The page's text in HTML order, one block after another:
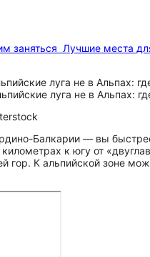
заняться Лучшие места
Балкарии — вы
к югу от
гор. К альпийской зоне